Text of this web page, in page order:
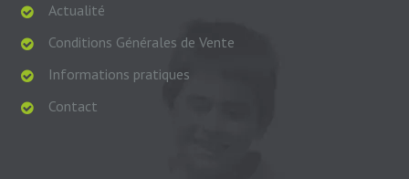
Actualité
Conditions Générales de Vente
Informations pratiques
Contact